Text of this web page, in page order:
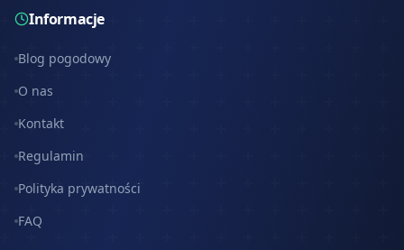
Informacje
Blog pogodowy
O nas
Kontakt
Regulamin
Polityka prywatności
FAQ